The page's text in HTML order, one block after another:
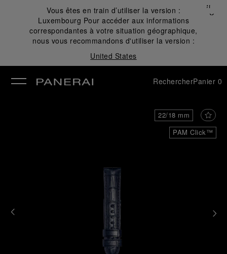
Vous êtes en train d’utiliser la version :
Luxembourg Pour accéder aux informations
correspondantes à votre situation géographique,
nous vous recommandons d'utiliser la version :
United States
Fermer
✕
RechercherPanier 0
PAM Click™
22/18 mm